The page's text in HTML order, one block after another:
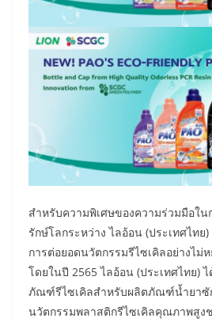
สำหรับความพิเศษของความร่วมมือ
รักษ์โลกระหว่าง ไลอ้อน (ประเทศไทย
การต่อยอดนวัตกรรมรีไซเคิลอย่างไม่
โดยในปี 2565 ไลอ้อน (ประเทศไทย)
ภัณฑ์รีไซเคิลสำหรับผลิตภัณฑ์น้ำยาซัก
นวัตกรรมพลาสติกรีไซเคิลคุณภาพสูง